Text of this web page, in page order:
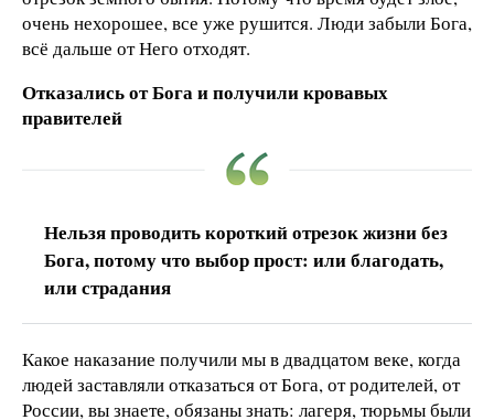
очень нехорошее, все уже рушится. Люди забыли Бога,
всё дальше от Него отходят.
Отказались от Бога и получили кровавых
правителей
Нельзя проводить короткий отрезок жизни без
Бога, потому что выбор прост: или благодать,
или страдания
Какое наказание получили мы в двадцатом веке, когда
людей заставляли отказаться от Бога, от родителей, от
России, вы знаете, обязаны знать: лагеря, тюрьмы были